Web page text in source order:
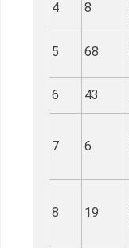
4 8
5 68
6 43
7 6
8 19